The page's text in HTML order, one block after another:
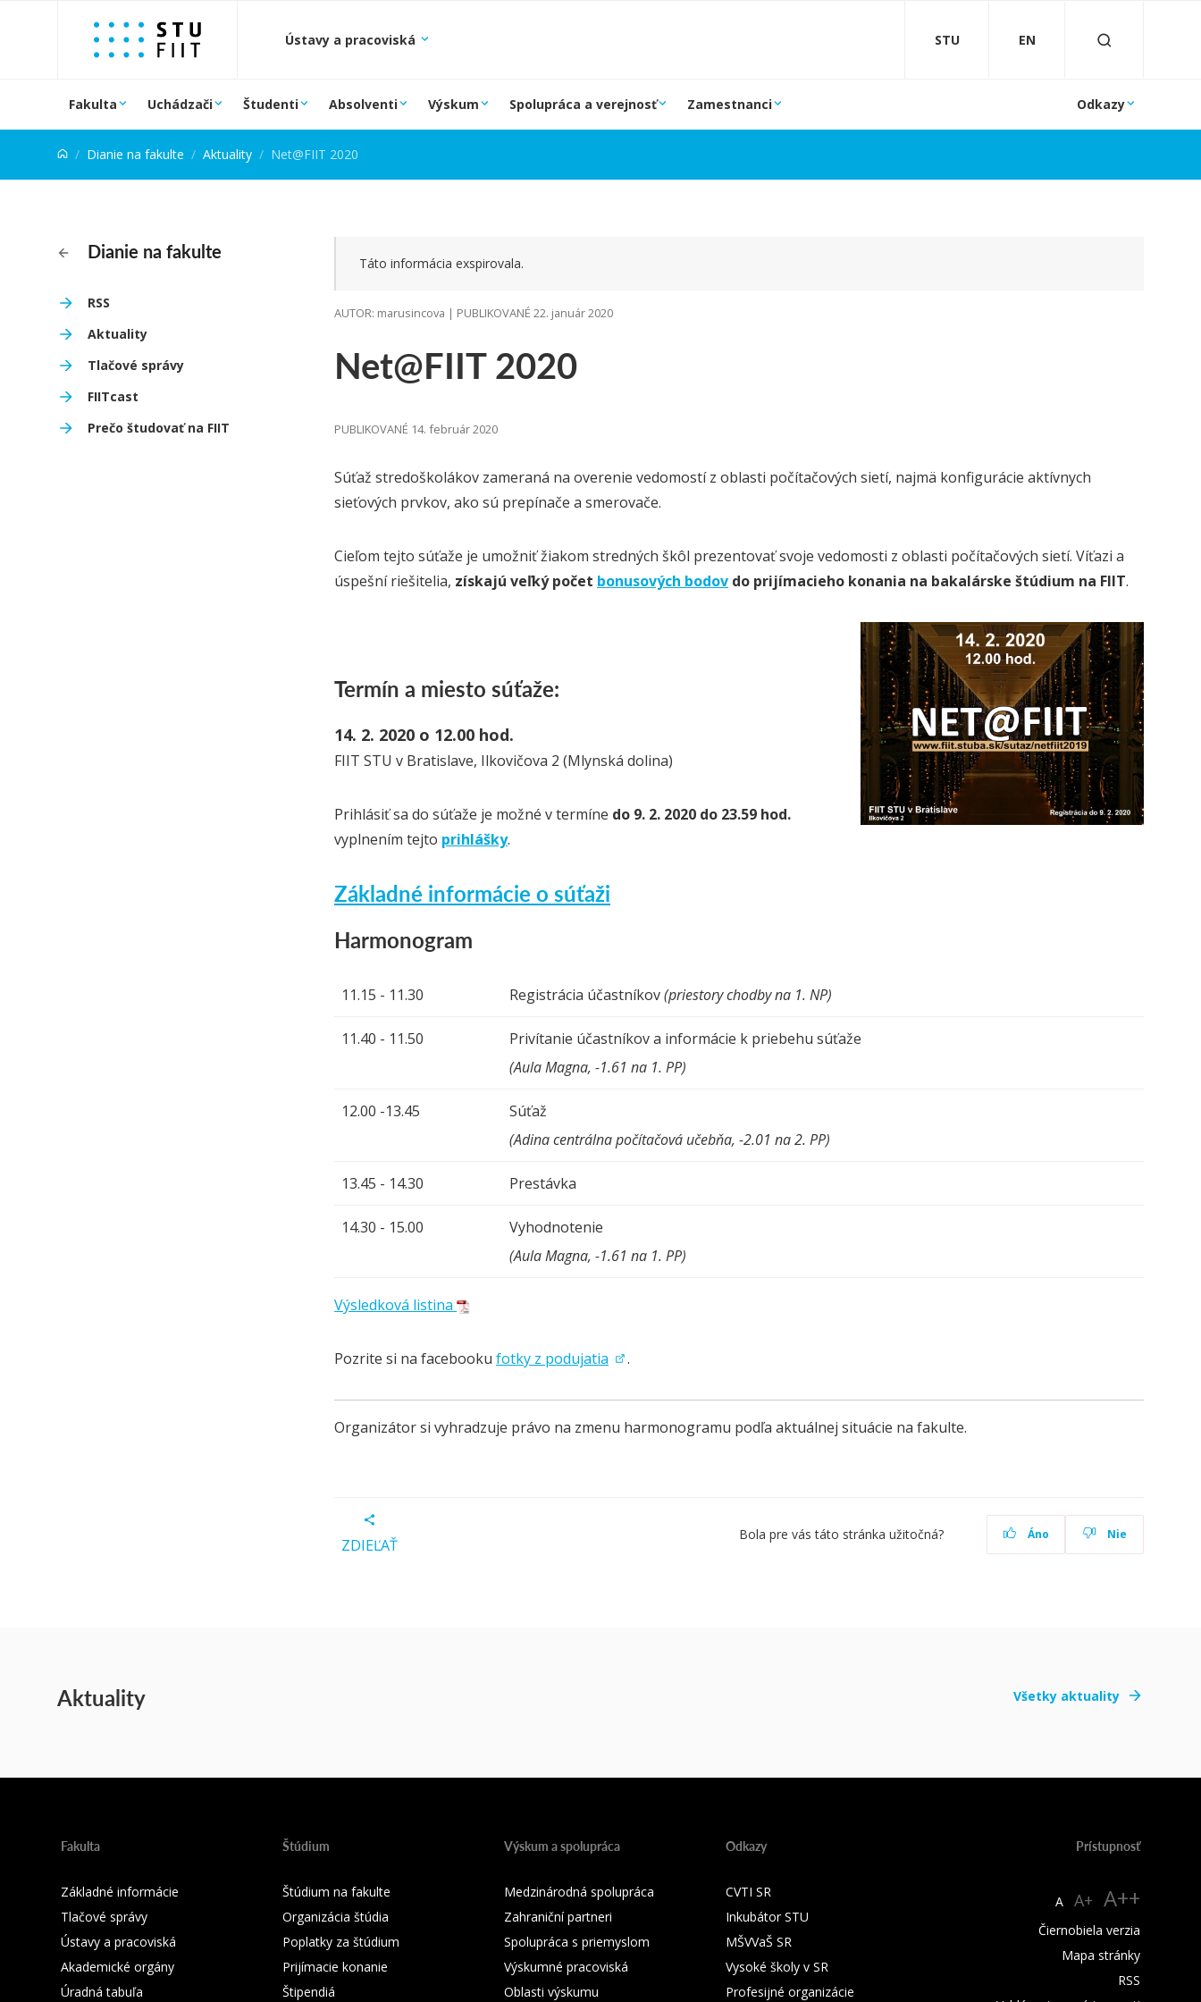
Prejsť na obsah
Ústavy a pracoviská STU EN
Fakulta Uchádzači Študenti Absolventi Výskum Spolupráca a verejnosť Zamestnanci Odkazy
Dianie na fakulte Aktuality Net@FIIT 2020
Dianie na fakulte
RSS
Aktuality
Tlačové správy
FIITcast
Prečo študovať na FIIT
Net@FIIT 2020
Táto informácia exspirovala.
AUTOR: marusincova | PUBLIKOVANÉ 22. január 2020
PUBLIKOVANÉ 14. február 2020
Súťaž stredoškolákov zameraná na overenie vedomostí z oblasti počítačových sietí, najmä konfigurácie aktívnych
sieťových prvkov, ako sú prepínače a smerovače.
Cieľom tejto súťaže je umožniť žiakom stredných škôl prezentovať svoje vedomosti z oblasti počítačových sietí. Víťazi a
úspešní riešitelia, získajú veľký počet bonusových bodov do prijímacieho konania na bakalárske štúdium na FIIT.
Termín a miesto súťaže:
14. 2. 2020 o 12.00 hod.
FIIT STU v Bratislave, Ilkovičova 2 (Mlynská dolina)
Prihlásiť sa do súťaže je možné v termíne do 9. 2. 2020 do 23.59 hod.
vyplnením tejto prihlášky.
Základné informácie o súťaži
Harmonogram
11.15 - 11.30 Registrácia účastníkov(priestory chodby na 1. NP)
11.40 - 11.50
Privítanie účastníkov a informácie k priebehu súťaže
(Aula Magna, -1.61 na 1. PP)
12.00 -13.45
Súťaž
(Adina centrálna počítačová učebňa, -2.01 na 2. PP)
13.45 - 14.30 Prestávka
14.30 - 15.00
Vyhodnotenie
(Aula Magna, -1.61 na 1. PP)
Výsledková listina
Pozrite si na facebooku fotky z podujatia .
Organizátor si vyhradzuje právo na zmenu harmonogramu podľa aktuálnej situácie na fakulte.
ZDIEĽAŤ
Bola pre vás táto stránka užitočná? Áno Nie
Aktuality Všetky aktuality
Fakulta
Základné informácie
Tlačové správy
Ústavy a pracoviská
Akademické orgány
Úradná tabuľa
Štúdium
Štúdium na fakulte
Organizácia štúdia
Poplatky za štúdium
Prijímacie konanie
Štipendiá
Výskum a spolupráca
Medzinárodná spolupráca
Zahraniční partneri
Spolupráca s priemyslom
Výskumné pracoviská
Oblasti výskumu
Odkazy
CVTI SR
Inkubátor STU
MŠVVaŠ SR
Vysoké školy v SR
Profesijné organizácie
Prístupnosť
A A+ A++
Čiernobiela verzia
Mapa stránky
RSS